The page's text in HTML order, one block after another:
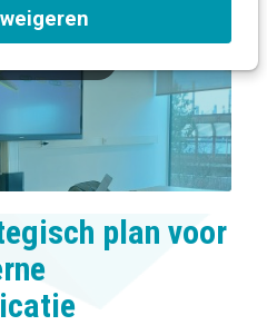
Gent
plan voor